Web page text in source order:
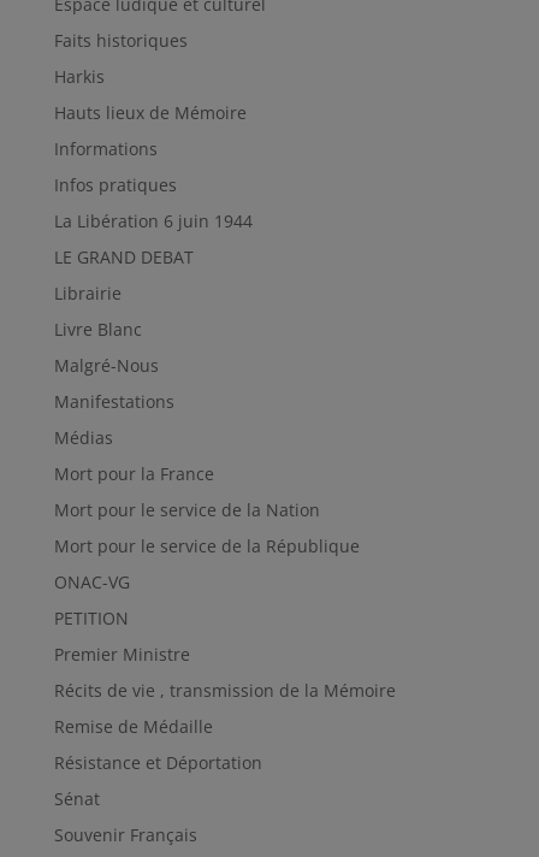
Faits historiques
Harkis
Hauts lieux de Mémoire
Informations
Infos pratiques
La Libération 6 juin 1944
LE GRAND DEBAT
Librairie
Livre Blanc
Malgré-Nous
Manifestations
Médias
Mort pour la France
Mort pour le service de la Nation
Mort pour le service de la République
ONAC-VG
PETITION
Premier Ministre
Récits de vie , transmission de la Mémoire
Remise de Médaille
Résistance et Déportation
Sénat
Souvenir Français